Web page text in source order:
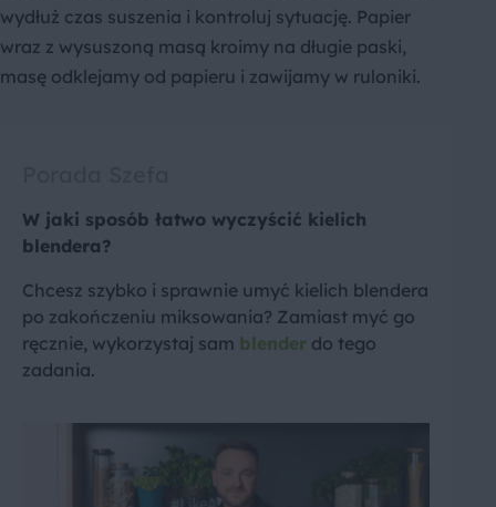
wydłuż czas suszenia i kontroluj sytuację. Papier
wraz z wysuszoną masą kroimy na długie paski,
masę odklejamy od papieru i zawijamy w ruloniki.
W jaki sposób łatwo wyczyścić kielich
blendera?
Chcesz szybko i sprawnie umyć kielich blendera
po zakończeniu miksowania? Zamiast myć go
ręcznie, wykorzystaj sam blender do tego
zadania.